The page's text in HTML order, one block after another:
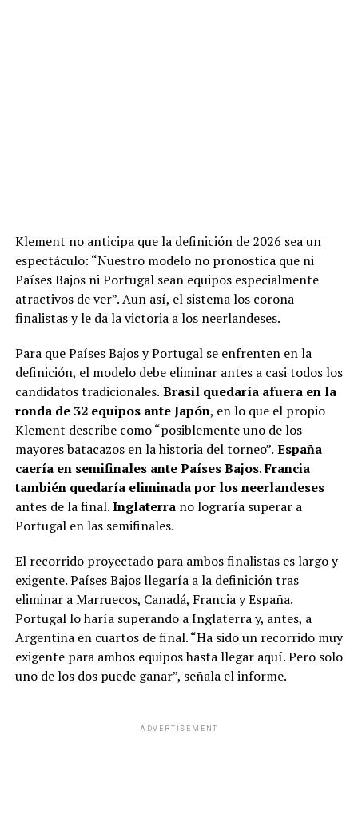
Klement no anticipa que la definición de 2026 sea un
espectáculo: “Nuestro modelo no pronostica que ni
Países Bajos ni Portugal sean equipos especialmente
atractivos de ver”. Aun así, el sistema los corona
finalistas y le da la victoria a los neerlandeses.
Para que Países Bajos y Portugal se enfrenten en la
definición, el modelo debe eliminar antes a casi todos los
candidatos tradicionales. Brasil quedaría afuera en la
ronda de 32 equipos ante Japón, en lo que el propio
Klement describe como “posiblemente uno de los
mayores batacazos en la historia del torneo”. España
caería en semifinales ante Países Bajos.Francia
también quedaría eliminada por los neerlandeses
antes de la final.Inglaterra no lograría superar a
Portugal en las semifinales.
El recorrido proyectado para ambos finalistas es largo y
exigente. Países Bajos llegaría a la definición tras
eliminar a Marruecos, Canadá, Francia y España.
Portugal lo haría superando a Inglaterra y, antes, a
Argentina en cuartos de final. “Ha sido un recorrido muy
exigente para ambos equipos hasta llegar aquí. Pero solo
uno de los dos puede ganar”, señala el informe.
ADVERTISEMENT